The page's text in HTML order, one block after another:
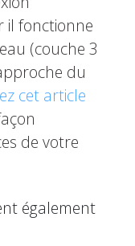
il fonctionne
(couche 3
du
cet article
de votre
également